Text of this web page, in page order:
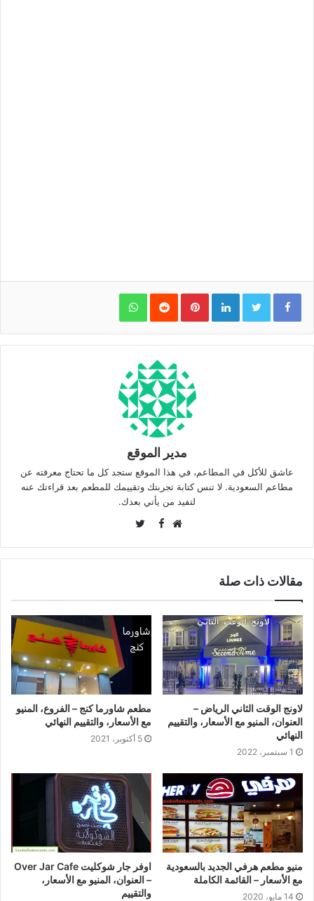
LinkedIn
Pinterest
WhatsApp
مدير الموقع
عاشق للأكل في المطاعم، في هذا الموقع ستجد كل ما تحتاج معرفته عن
مطاعم السعودية. لا تنس كتابة تجربتك وتقييمك للمطعم بعد قراءتك عنه
لتفيد من يأتي بعدك.
Facebook
مقالات ذات صلة
لاونج الوقت الثاني الرياض –
العنوان، المنيو مع الأسعار، والتقييم
النهائي
1 سبتمبر، 2022
مطعم شاورما كنج – الفروع، المنيو
مع الأسعار، والتقييم النهائي
5 أكتوبر، 2021
منيو مطعم هرفي الجديد بالسعودية
مع الأسعار – القائمة الكاملة
14 مايو، 2020
اوفر جار شوكليت Over Jar Cafe
– العنوان، المنيو مع الأسعار،
والتقييم